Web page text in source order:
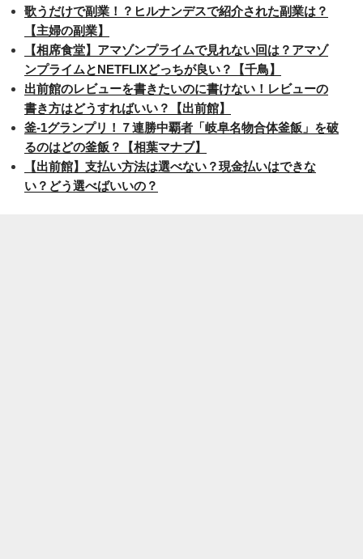
歌うだけで副業！？ヒルナンデスで紹介された副業は？
【主婦の副業】
【相席食堂】アマゾンプライムで見れない回は？アマゾ
ンプライムとNETFLIXどっちが良い？【千鳥】
出前館のレビューを書きたいのに書けない！レビューの
書き方はどうすればいい？【出前館】
釜-1グランプリ！７連勝中覇者「岐阜名物合体釜飯」を破
るのはどの釜飯？【相葉マナブ】
【出前館】支払い方法は選べない？現金払いはできな
い？どう選べばいいの？